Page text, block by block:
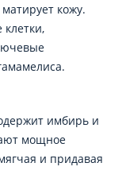
кожу.
имбирь и
мощное
и придавая